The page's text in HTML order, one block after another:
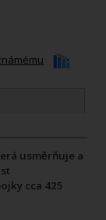
usměrňuje a
cca 425